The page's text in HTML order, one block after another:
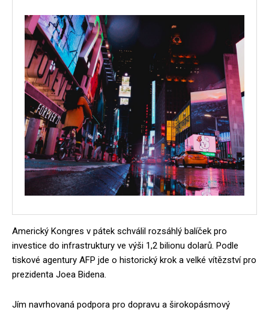
Americký Kongres v pátek schválil rozsáhlý balíček pro
investice do infrastruktury ve výši 1,2 bilionu dolarů. Podle
tiskové agentury AFP jde o historický krok a velké vítězství pro
prezidenta Joea Bidena.
Jím navrhovaná podpora pro dopravu a širokopásmový